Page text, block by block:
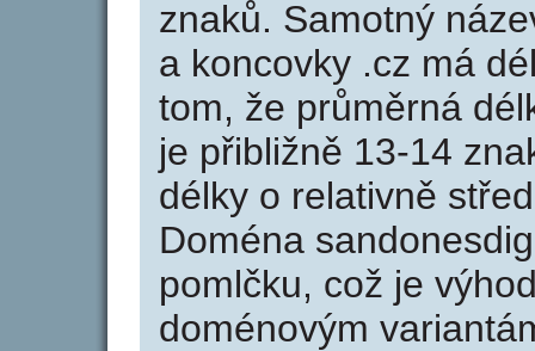
znaků. Samotný
a koncovky .cz má
tom, že průměrná
je přibližně 13-14
délky o relativně
Doména
pomlčku, což je
doménovým